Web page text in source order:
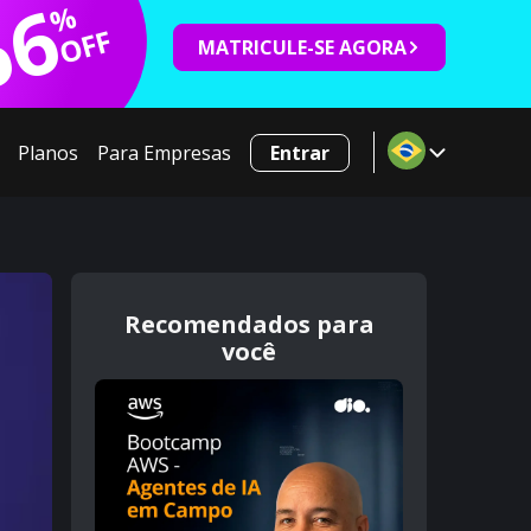
%
OFF MATRICULE-SE AGORA
Planos Para Empresas Entrar
Recomendados para
você